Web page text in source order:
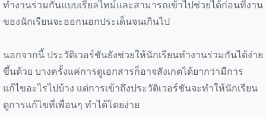
ทำงานร่วมกันแบบเรียลไทม์และสามารถเข้าไปช่วยได้ก่อนที่งาน
ของนักเรียนจะออกนอกประเด็นจนเกินไป
นอกจากนี้ ประวัติเวอร์ชันยังช่วยให้นักเรียนทำงานร่วมกันได้ง่าย
ขึ้นด้วย บางครั้งแค่การดูเอกสารก็อาจสังเกตได้ยากว่ามีการ
แก้ไขอะไรไปบ้าง แต่การเข้าถึงประวัติเวอร์ชันจะทำให้นักเรียน
ดูการแก้ไขที่เพื่อนๆ ทำได้โดยง่าย